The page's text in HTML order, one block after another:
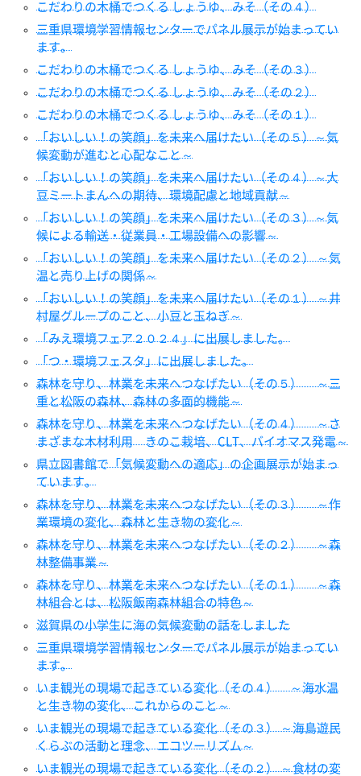
こだわりの木桶でつくる しょうゆ、みそ（その４）
三重県環境学習情報センターでパネル展示が始まってい
ます。
こだわりの木桶でつくる しょうゆ、みそ（その３）
こだわりの木桶でつくる しょうゆ、みそ（その２）
こだわりの木桶でつくる しょうゆ、みそ（その１）
「おいしい！の笑顔」を未来へ届けたい（その５）～気
候変動が進むと心配なこと～
「おいしい！の笑顔」を未来へ届けたい（その４）～大
豆ミートまんへの期待、環境配慮と地域貢献～
「おいしい！の笑顔」を未来へ届けたい（その３）～気
候による輸送・従業員・工場設備への影響～
「おいしい！の笑顔」を未来へ届けたい（その２） ～気
温と売り上げの関係～
「おいしい！の笑顔」を未来へ届けたい（その１） ～井
村屋グループのこと、小豆と玉ねぎ～
「みえ環境フェア２０２４」に出展しました。
「つ・環境フェスタ」に出展しました。
森林を守り、林業を未来へつなげたい（その５） ～三
重と松阪の森林、森林の多面的機能～
森林を守り、林業を未来へつなげたい（その４） ～さ
まざまな木材利用 きのこ栽培、CLT、バイオマス発電～
県立図書館で「気候変動への適応」の企画展示が始まっ
ています。
森林を守り、林業を未来へつなげたい（その３） ～作
業環境の変化、森林と生き物の変化～
森林を守り、林業を未来へつなげたい（その２） ～森
林整備事業～
森林を守り、林業を未来へつなげたい（その１） ～森
林組合とは、松阪飯南森林組合の特色～
滋賀県の小学生に海の気候変動の話をしました
三重県環境学習情報センターでパネル展示が始まってい
ます。
いま観光の現場で起きている変化（その４） ～海水温
と生き物の変化、これからのこと～
いま観光の現場で起きている変化（その３） ～海島遊民
くらぶの活動と理念、エコツーリズム～
いま観光の現場で起きている変化（その２） ～食材の変